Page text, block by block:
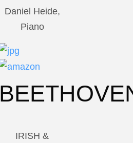
Daniel Heide,
Piano
IRISH &